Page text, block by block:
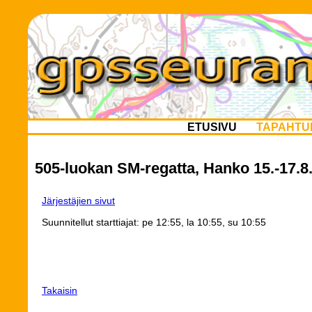
ETUSIVU
505-luokan SM-regatta, Hanko 15.-
Järjestäjien sivut
Suunnitellut starttiajat: pe 12:55, la 10:55, su 10:55
Takaisin